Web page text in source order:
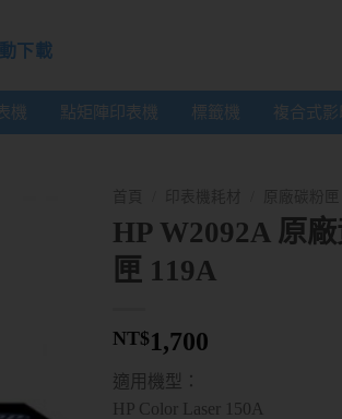
下載
機 點矩陣印表機 標籤機 複合式影
HP W2092A 原
匣 119A
NT$1,700
適用機型：
HP Color Laser 150A